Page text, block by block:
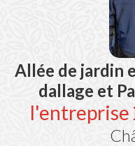
Allée de jardin
dallage et
l'entreprise